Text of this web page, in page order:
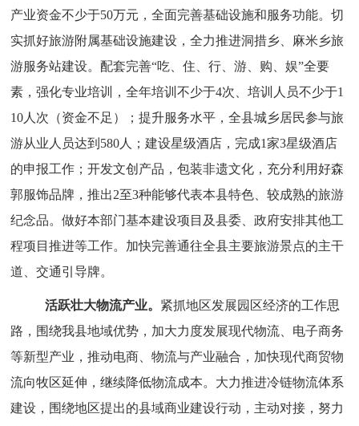
产业资金不少于50万元，全面完善基础设施和服务功能。切
实抓好旅游附属基础设施建设，全力推进洞措乡、麻米乡旅
游服务站建设。配套完善“吃、住、行、游、购、娱”全要
素，强化专业培训，全年培训不少于4次、培训人员不少于1
10人次（资金不足）；提升服务水平，全县城乡居民参与旅
游从业人员达到580人；建设星级酒店，完成1家3星级酒店
的申报工作；开发文创产品，包装非遗文化，充分利用好森
郭服饰品牌，推出2至3种能够代表本县特色、较成熟的旅游
纪念品。做好本部门基本建设项目及县委、政府安排其他工
程项目推进等工作。加快完善通往全县主要旅游景点的主干
道、交通引导牌。
活跃壮大物流产业。 紧抓地区发展园区经济的工作思
路，围绕我县地域优势，加大力度发展现代物流、电子商务
等新型产业，推动电商、物流与产业融合，加快现代商贸物
流向牧区延伸，继续降低物流成本。大力推进冷链物流体系
建设， 围绕地区提出的县域商业建设行动，主动对接，努力